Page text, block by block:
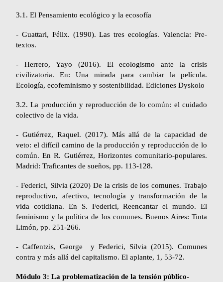
3.1. El Pensamiento ecológico y la ecosofía
- Guattari, Félix. (1990). Las tres ecologías. Valencia: Pre-
textos.
- Herrero, Yayo (2016). El ecologismo ante la crisis
civilizatoria. En: Una mirada para cambiar la película.
Ecología, ecofeminismo y sostenibilidad. Ediciones Dyskolo
3.2. La producción y reproducción de lo común: el cuidado
colectivo de la vida.
- Gutiérrez, Raquel. (2017). Más allá de la capacidad de
veto: el difícil camino de la producción y reproducción de lo
común. En R. Gutiérrez, Horizontes comunitario-populares.
Madrid: Traficantes de sueños, pp. 113-128.
- Federici, Silvia (2020) De la crisis de los comunes. Trabajo
reproductivo, afectivo, tecnología y transformación de la
vida cotidiana. En S. Federici,Reencantar el mundo. El
feminismo y la política de los comunes. Buenos Aires: Tinta
Limón, pp. 251-266.
- Caffentzis, George y Federici, Silvia (2015). Comunes
contra y más allá del capitalismo.El aplante, 1, 53-72.
Módulo 3: La problematización de la tensión público-